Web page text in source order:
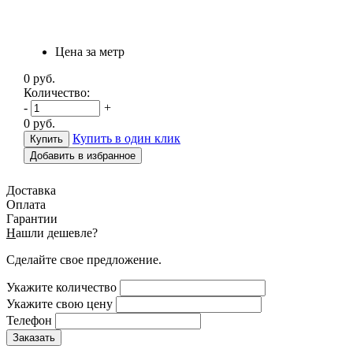
Цена за метр
0 руб.
Количество:
-
+
0 руб.
Купить в один клик
Добавить в избранное
Доставка
Оплата
Гарантии
Нашли дешевле?
Сделайте свое предложение.
Укажите количество
Укажите свою цену
Телефон